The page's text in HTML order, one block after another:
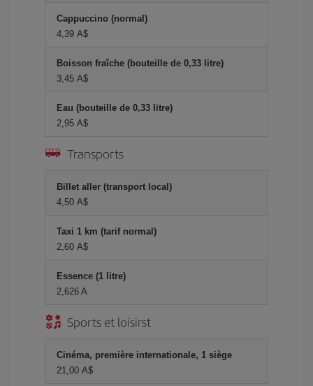
Cappuccino (normal)
4,39 A$
Boisson fraîche (bouteille de 0,33 litre)
3,45 A$
Eau (bouteille de 0,33 litre)
2,95 A$
Transports
Billet aller (transport local)
4,50 A$
Taxi 1 km (tarif normal)
2,60 A$
Essence (1 litre)
2,626 A
Sports et loisirst
Cinéma, première internationale, 1 siège
21,00 A$